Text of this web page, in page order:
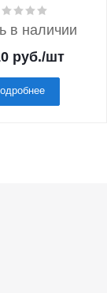
в наличии
руб./шт